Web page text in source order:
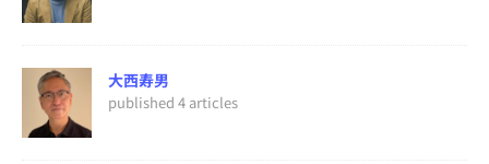
大西寿男
published 4 articles